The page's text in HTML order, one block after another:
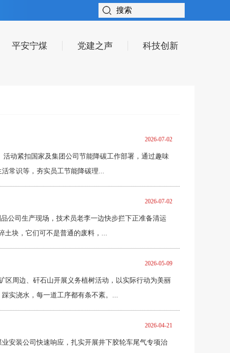
平安宁煤 党建之声 科技创新
2026-07-02
活动紧扣国家及集团公司节能降碳工作部署，通过趣味
常识等，夯实员工节能降碳理...
2026-07-02
公司生产现场，技术员老李一边快步拦下正准备清运
土块，它们可不是普通的废料，...
2026-05-09
区周边、矸石山开展义务植树活动，以实际行动为美丽
实浇水，每一道工序都有条不紊。...
2026-04-21
安装公司快速响应，扎实开展井下胶轮车尾气专项治